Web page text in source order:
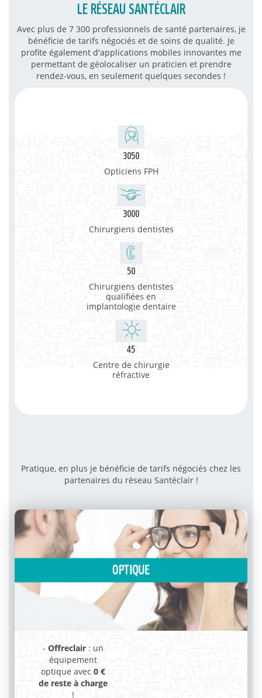
LE RÉSEAU SANTÉCLAIR
Avec plus de 7 300 professionnels de santé partenaires, je
bénéficie de tarifs négociés et de soins de qualité. Je
profite également d'applications mobiles innovantes me
permettant de géolocaliser un praticien et prendre
rendez-vous, en seulement quelques secondes !
3050
Opticiens FPH
3000
Chirurgiens dentistes
50
Chirurgiens dentistes
qualifiées en
implantologie dentaire
45
Centre de chirurgie
réfractive
Pratique, en plus je bénéficie de tarifs négociés chez les
partenaires du réseau Santéclair !
- Offreclair : un
équipement
optique avec 0 €
de reste à charge
!